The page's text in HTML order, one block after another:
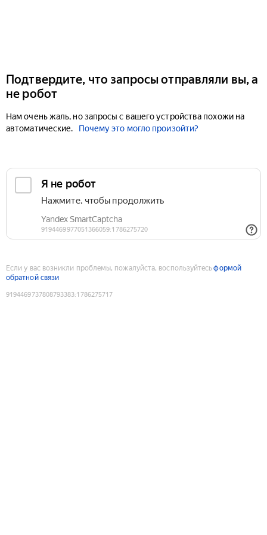
Подтвердите, что запросы отправляли вы, а
не робот
Нам очень жаль, но запросы с вашего устройства похожи на
автоматические.
Почему это могло произойти?
Если у вас возникли проблемы, пожалуйста, воспользуйтесьформой
обратной связи
9194469737808793383:1786275717